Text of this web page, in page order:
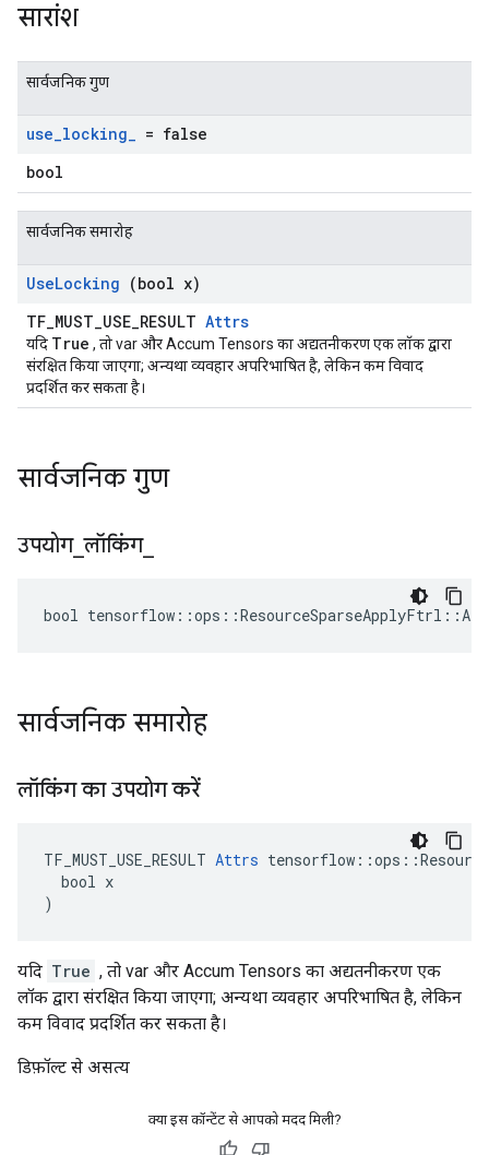
सारांश
सार्वजनिक गुण
use_locking_ = false
bool
सार्वजनिक समारोह
UseLocking (bool x)
TF_MUST_USE_RESULT Attrs
यदि True , तो var और Accum Tensors का अद्यतनीकरण एक लॉक द्वारा
संरक्षित किया जाएगा; अन्यथा व्यवहार अपरिभाषित है, लेकिन कम विवाद
प्रदर्शित कर सकता है।
सार्वजनिक गुण
उपयोग_लॉकिंग_
bool
सार्वजनिक समारोह
लॉकिंग का उपयोग करें
TF_MUST_USE_RESULT Attrs
  bool x
)
यदि True , तो var और Accum Tensors का अद्यतनीकरण एक
लॉक द्वारा संरक्षित किया जाएगा; अन्यथा व्यवहार अपरिभाषित है, लेकिन
कम विवाद प्रदर्शित कर सकता है।
डिफ़ॉल्ट से असत्य
क्या इस कॉन्टेंट से आपको मदद मिली?